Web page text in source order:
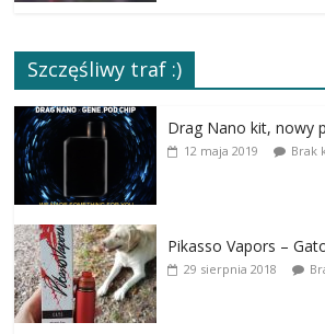
Szczęśliwy traf :)
Drag Nano kit, nowy
12 maja 2019 Brak
Pikasso Vapors –
29 sierpnia 2018